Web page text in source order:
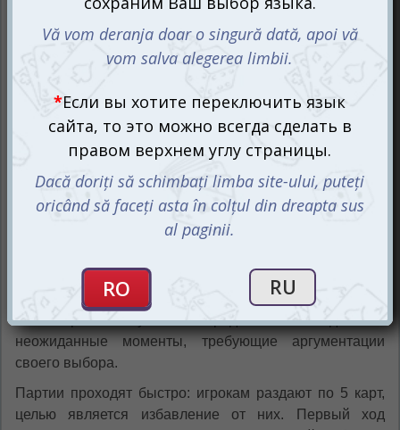
Для достижения победы в игре необходимо
избавиться от карт, но основной акцент делается на
увлекательном процессе сравнения изображений
Уникальность Миконок проявляется в том, что выбор
каждого игрока может вызвать интересные дискуссии.
Разнообразие вкусов и предпочтений поднимает
неожиданные моменты, требующие аргументации
своего выбора.
Партии проходят быстро: игрокам раздают по 5 карт,
целью является избавление от них. Первый ход